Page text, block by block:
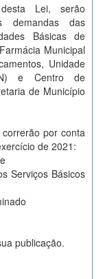
Lei, serão
demandas das
Básicas de
Municipal
Unidade
e Centro de
de Município
por conta
de 2021:
Serviços Básicos
publicação.